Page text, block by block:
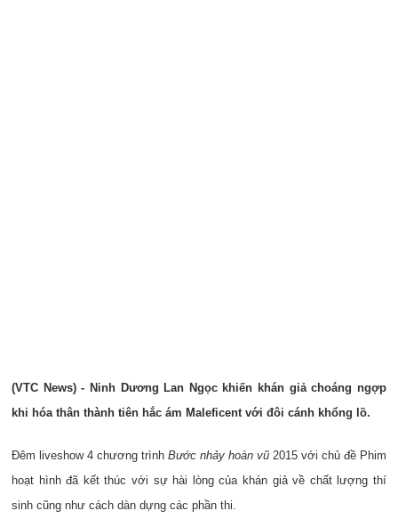
(VTC News) - Ninh Dương Lan Ngọc khiến khán giả choáng ngợp
khi hóa thân thành tiên hắc ám Maleficent với đôi cánh khổng lồ.
Đêm liveshow 4 chương trình Bước nhảy hoàn vũ 2015 với chủ đề Phim
hoạt hình đã kết thúc với sự hài lòng của khán giả về chất lượng thí
sinh cũng như cách dàn dựng các phần thi.